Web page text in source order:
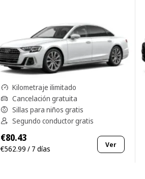
Kilometraje ilimitado
Cancelación gratuita
Sillas para niños gratis
Segundo conductor gratis
€80.43
€562.99 / 7 días Ver